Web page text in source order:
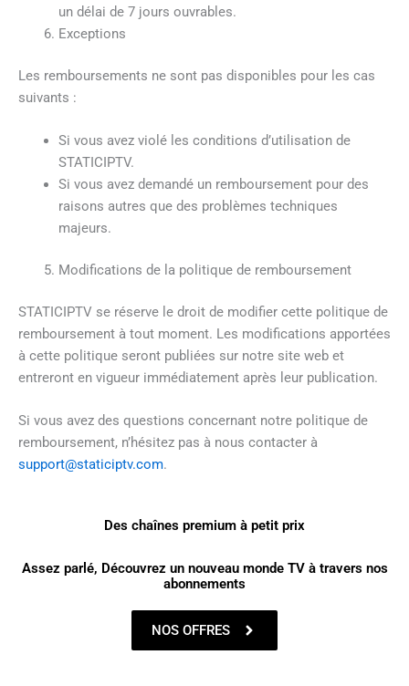
un délai de 7 jours ouvrables.
Exceptions
Les remboursements ne sont pas disponibles pour les cas
suivants :
Si vous avez violé les conditions d’utilisation de
STATICIPTV.
Si vous avez demandé un remboursement pour des
raisons autres que des problèmes techniques
majeurs.
Modifications de la politique de remboursement
STATICIPTV se réserve le droit de modifier cette politique de
remboursement à tout moment. Les modifications apportées
à cette politique seront publiées sur notre site web et
entreront en vigueur immédiatement après leur publication.
Si vous avez des questions concernant notre politique de
remboursement, n’hésitez pas à nous contacter à
support@staticiptv.com.
Des chaînes premium à petit prix
Assez parlé, Découvrez un nouveau monde TV à travers nos
abonnements
NOS OFFRES